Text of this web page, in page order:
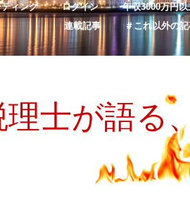
ィング ログイン 年収3000万円
連載記事
＃これ以外の
理士が語る